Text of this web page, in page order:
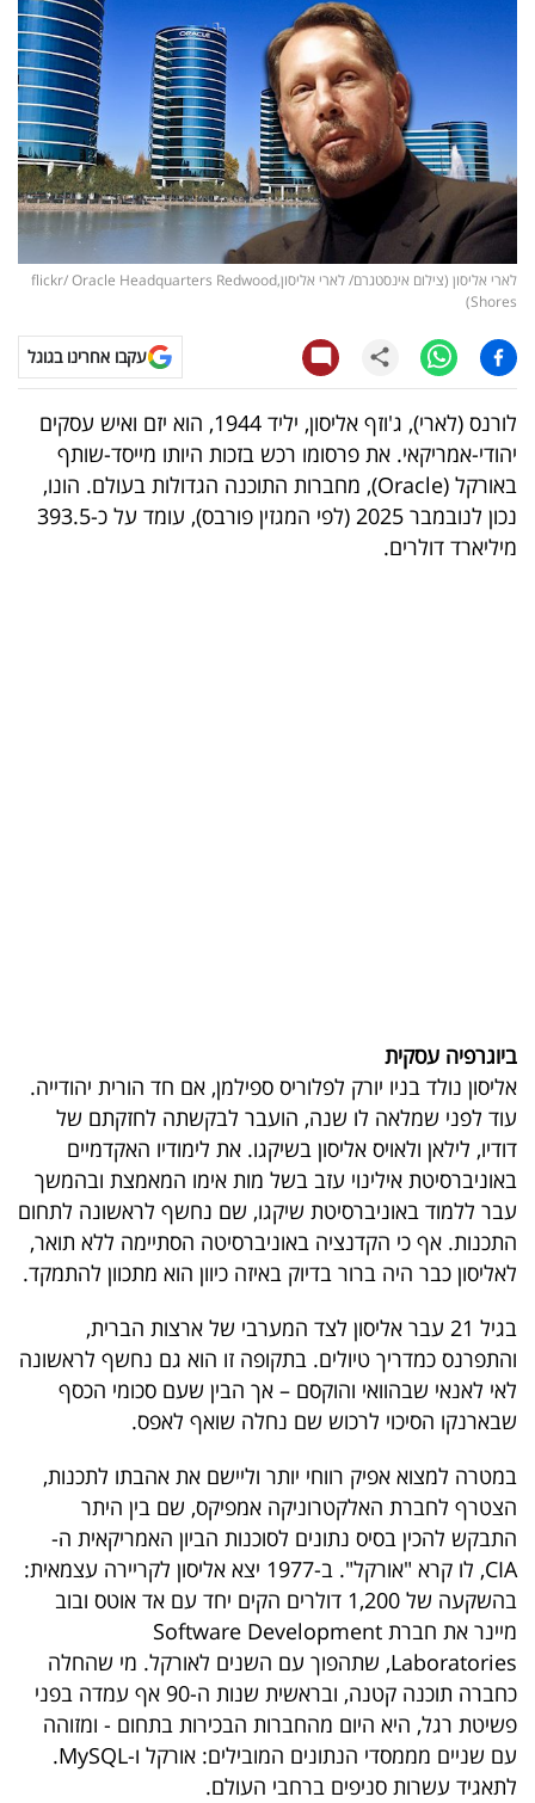
מדדים
דעות
רכילות
עסקית
קריפטו
טלוויזיה
עסקי
ספורט
קריירה
ולימודים
המילון
הכלכלי
פודקאסט
40
UNDER
שיתופי
פעולה
דרושים
ניוזלטרים
מייל
אדום
לארי אליסון (צילום אינסטגרם/ לארי אליסון,flickr/ Oracle Headquarters Redwood
Shores)
עקבו אחרינו בגוגל
לורנס (לארי), ג'וזף אליסון, יליד 1944, הוא יזם ואיש עסקים
יהודי-אמריקאי. את פרסומו רכש בזכות היותו מייסד-שותף
באורקל (Oracle), מחברות התוכנה הגדולות בעולם. הונו,
נכון לנובמבר 2025 (לפי המגזין פורבס), עומד על כ-393.5
מיליארד דולרים.
ביוגרפיה עסקית
אליסון נולד בניו יורק לפלוריס ספילמן, אם חד הורית יהודייה.
עוד לפני שמלאה לו שנה, הועבר לבקשתה לחזקתם של
דודיו, לילאן ולאויס אליסון בשיקגו. את לימודיו האקדמיים
באוניברסיטת אילינוי עזב בשל מות אימו המאמצת ובהמשך
עבר ללמוד באוניברסיטת שיקגו, שם נחשף לראשונה לתחום
התכנות. אף כי הקדנציה באוניברסיטה הסתיימה ללא תואר,
לאליסון כבר היה ברור בדיוק באיזה כיוון הוא מתכוון להתמקד.
בגיל 21 עבר אליסון לצד המערבי של ארצות הברית,
והתפרנס כמדריך טיולים. בתקופה זו הוא גם נחשף לראשונה
לאי לאנאי שבהוואי והוקסם – אך הבין שעם סכומי הכסף
שבארנקו הסיכוי לרכוש שם נחלה שואף לאפס.
במטרה למצוא אפיק רווחי יותר וליישם את אהבתו לתכנות,
הצטרף לחברת האלקטרוניקה אמפיקס, שם בין היתר
התבקש להכין בסיס נתונים לסוכנות הביון האמריקאית ה-
CIA, לו קרא "אורקל". ב-1977 יצא אליסון לקריירה עצמאית:
בהשקעה של 1,200 דולרים הקים יחד עם אד אוטס ובוב
מיינר את חברת Software Development
Laboratories, שתהפוך עם השנים לאורקל. מי שהחלה
כחברה תוכנה קטנה, ובראשית שנות ה-90 אף עמדה בפני
פשיטת רגל, היא היום מהחברות הבכירות בתחום - ומזוהה
עם שניים מממסדי הנתונים המובילים: אורקל ו-MySQL.
לתאגיד עשרות סניפים ברחבי העולם.